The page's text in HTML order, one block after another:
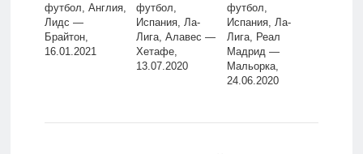
футбол, Англия,
Лидс —
Брайтон,
16.01.2021
футбол,
Испания, Ла-
Лига, Алавес —
Хетафе,
13.07.2020
футбол,
Испания, Ла-
Лига, Реал
Мадрид —
Мальорка,
24.06.2020